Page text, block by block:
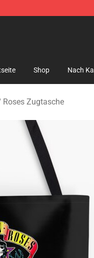
Merchandise Shop
Shop Nach
Roses Zugtasche